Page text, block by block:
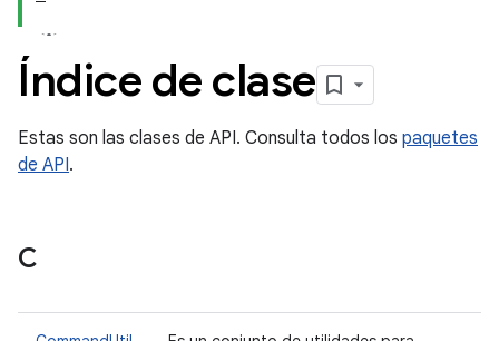
Índice de clase
Estas son las clases de API. Consulta todos los paquetes
de API.
C